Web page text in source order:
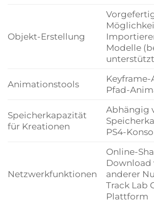
Objekt-Erstellung
Modelle
Animationstools
Pfad-
Speicherkapazität
für Kreationen
Abhängig
PS4-
Netzwerkfunktionen
Online-
Download
anderer
Track Lab
Plattform